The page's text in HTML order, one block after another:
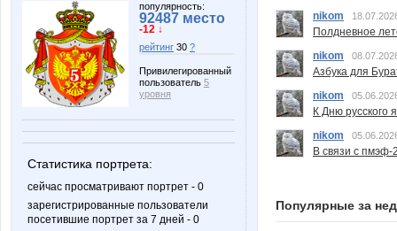
популярность:
92487 место
-12 ↓
рейтинг 30 ?
Привилегированный
пользователь 5
уровня
Статистика портрета:
сейчас просматривают портрет - 0
зарегистрированные пользователи
посетившие портрет за 7 дней - 0
nikom
Полдневное
nikom
Азбука для
nikom
К Дню русского
nikom
В связи с пмэф-
Популярные за